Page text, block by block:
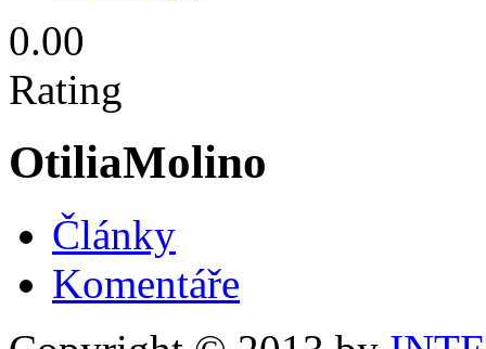
0.00
Rating
OtiliaMolino
Články
Komentáře